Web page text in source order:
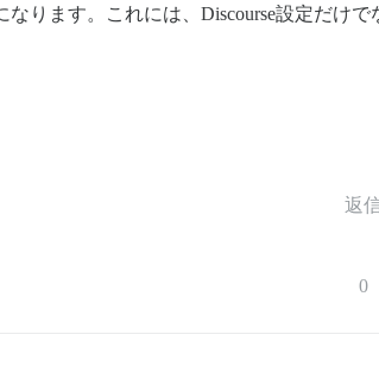
ります。これには、Discourse設定だけ
返
0